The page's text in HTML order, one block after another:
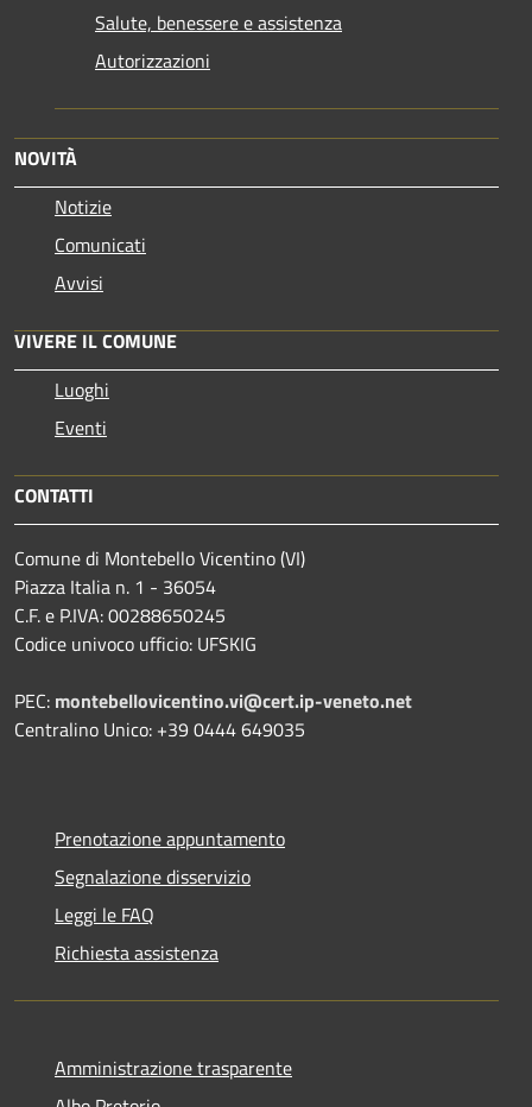
Salute, benessere e assistenza
Autorizzazioni
NOVITÀ
Notizie
Comunicati
Avvisi
VIVERE IL COMUNE
Luoghi
Eventi
CONTATTI
Comune di Montebello Vicentino (VI)
Piazza Italia n. 1 - 36054
C.F. e P.IVA: 00288650245
Codice univoco ufficio: UFSKIG
PEC: montebellovicentino.vi@cert.ip-veneto.net
Centralino Unico: +39 0444 649035
Prenotazione appuntamento
Segnalazione disservizio
Leggi le FAQ
Richiesta assistenza
Amministrazione trasparente